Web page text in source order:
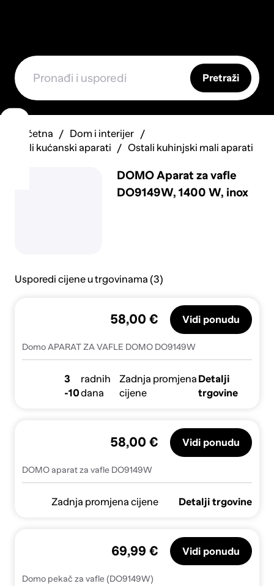
Pretraži
Početna
Dom i interijer
Mali kućanski aparati
Ostali kuhinjski mali aparati
DOMO Aparat za vafle
DO9149W, 1400 W, inox
Usporedi cijene u trgovinama (3)
Domo APARAT ZA VAFLE DOMO DO9149W
58,00 € Vidi ponudu
3
-10
radnih
dana
Zadnja promjena
cijene
Detalji
trgovine
DOMO aparat za vafle DO9149W
58,00 € Vidi ponudu
Zadnja promjena cijene Detalji trgovine
Domo pekač za vafle (DO9149W)
69,99 € Vidi ponudu